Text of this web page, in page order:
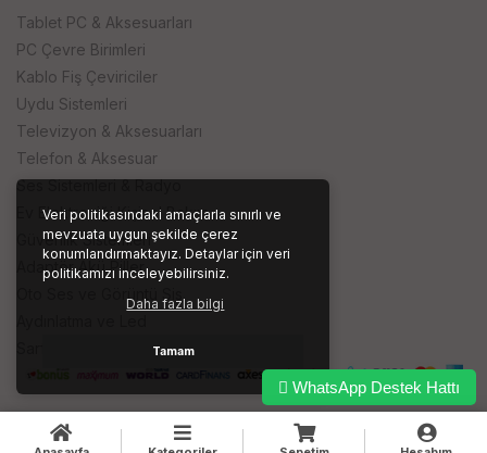
Veri politikasındaki amaçlarla sınırlı ve
mevzuata uygun şekilde çerez
konumlandırmaktayız. Detaylar için veri
politikamızı inceleyebilirsiniz.
Daha fazla bilgi
Tamam
Tablet PC & Aksesuarları
PC Çevre Birimleri
Kablo Fiş Çeviriciler
Uydu Sistemleri
Televizyon & Aksesuarları
Telefon & Aksesuar
Ses Sistemleri & Radyo
Ev Elektroniği Kişisel Bakım
Güvenlik Sistemleri
Adaptör Akü Piller
Sarf ve İşyeri Ürünleri
WhatsApp Destek Hattı